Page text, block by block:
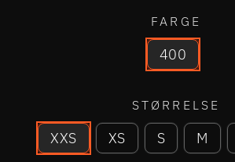
FARGE
400
STØRRELSE
XXS XS S M